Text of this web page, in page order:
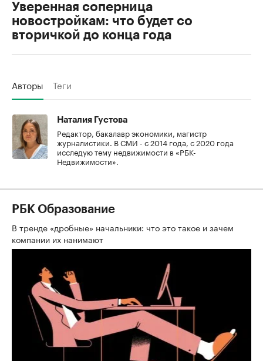
Уверенная соперница
новостройкам: что будет со
вторичкой до конца года
Авторы Теги
Наталия Густова
Редактор, бакалавр экономики, магистр
журналистики. В СМИ - с 2014 года, с 2020 года
исследую тему недвижимости в «РБК-
Недвижимости».
РБК Образование
В тренде «дробные» начальники: что это такое и зачем
компании их нанимают